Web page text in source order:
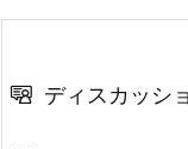
ディスカッシ